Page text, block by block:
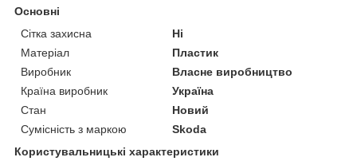
Основні
Сітка захисна
Ні
Матеріал
Пластик
Виробник
Власне виробництво
Країна виробник
Україна
Стан
Новий
Сумісність з маркою
Skoda
Користувальницькі характеристики